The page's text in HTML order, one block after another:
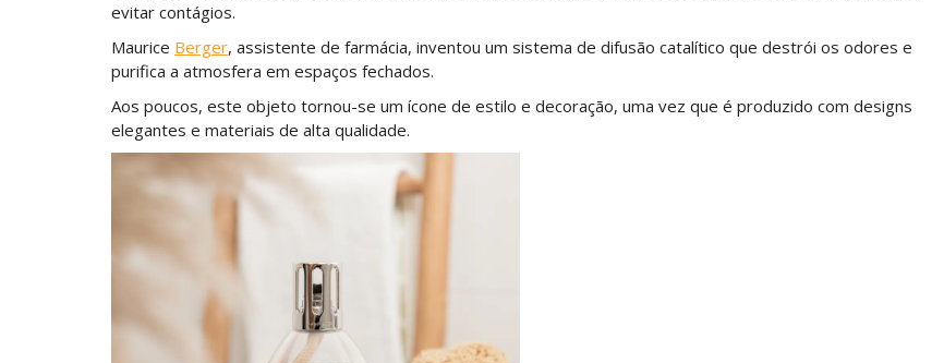
evitar contágios.
Maurice Berger, assistente de farmácia, inventou um sistema de difusão catalítico que destrói os odores e
purifica a atmosfera em espaços fechados.
Aos poucos, este objeto tornou-se um ícone de estilo e decoração, uma vez que é produzido com designs
elegantes e materiais de alta qualidade.